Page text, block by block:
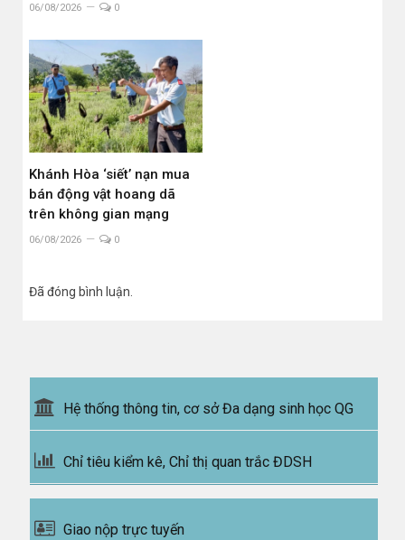
06/08/2026 0
Khánh Hòa ‘siết’ nạn mua
bán động vật hoang dã
trên không gian mạng
06/08/2026 0
Đã đóng bình luận.
Hệ thống thông tin, cơ sở Đa dạng sinh học QG
Chỉ tiêu kiểm kê, Chỉ thị quan trắc ĐDSH
Giao nộp trực tuyến